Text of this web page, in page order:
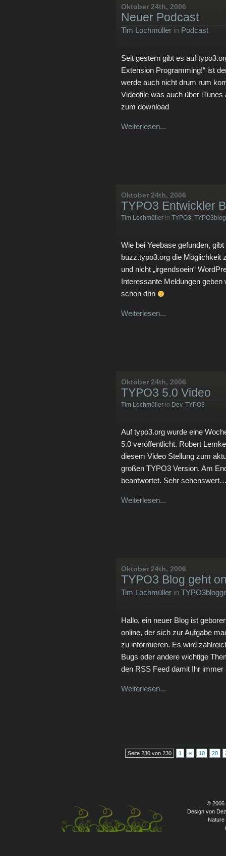
Oktober 24th, 2006
Neuer Podcast
Tim Lochmüller in Podcast
Seit gestern gibt es auf
Extension Programming!“ ist
werde auch nicht drum rum
Videofile was auch über
zum download
Weiterlesen...
Oktober 24th, 2006
TYPO3 Entwickler
Tim Lochmüller in TYPO3,
Wie bei Yeebase gefunden,
buzz.typo3.org die Möglichkeit
und nicht „irgendsoein“
Interessante Meldungen
schon drin
Weiterlesen...
Oktober 24th, 2006
TYPO3 5.0 Video
Tim Lochmüller in Dev, TYPO3
Auf typo3.org wurde eine
5.0 veröffentlicht. Robert
diesem Video Stellung zum
großen TYPO3 Version. Am
beantwortet. Sehr
Weiterlesen...
Oktober 24th, 2006
TYPO3 Blog geht
Tim Lochmüller in
Hallo, ein neuer Blog ist
online, der sich zur Aufgabe
zu informieren. Es wird
Bugs oder andere wichtige
den RSS Feed damit Ihr
Weiterlesen...
Seite 230 von 230 1 « 10 20
© 2006
Design von
Nature